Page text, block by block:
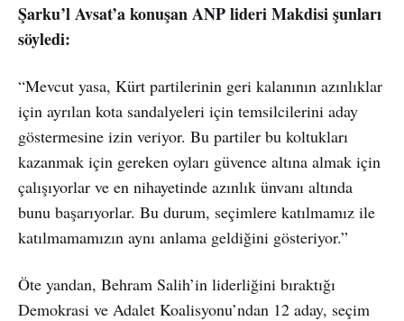
Şarku’l Avsat’a konuşan ANP lideri Makdisi şunları
söyledi:
“Mevcut yasa, Kürt partilerinin geri kalanının azınlıklar
için ayrılan kota sandalyeleri için temsilcilerini aday
göstermesine izin veriyor. Bu partiler bu koltukları
kazanmak için gereken oyları güvence altına almak için
çalışıyorlar ve en nihayetinde azınlık ünvanı altında
bunu başarıyorlar. Bu durum, seçimlere katılmamız ile
katılmamamızın aynı anlama geldiğini gösteriyor.”
Öte yandan, Behram Salih’in liderliğini bıraktığı
Demokrasi ve Adalet Koalisyonu’ndan 12 aday, seçim